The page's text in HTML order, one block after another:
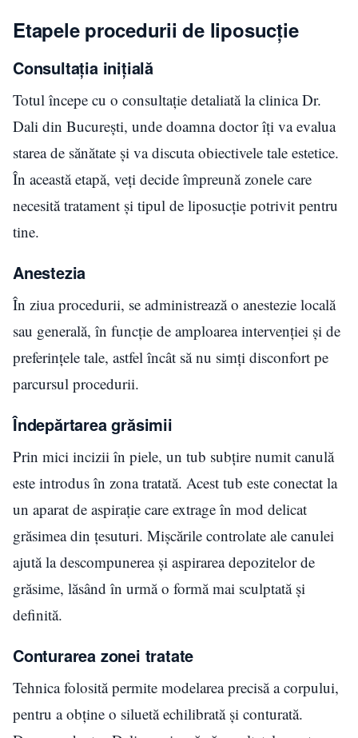
Etapele procedurii de liposucție
Consultația inițială
Totul începe cu o consultație detaliată la clinica Dr.
Dali din București, unde doamna doctor îți va evalua
starea de sănătate și va discuta obiectivele tale estetice.
În această etapă, veți decide împreună zonele care
necesită tratament și tipul de liposucție potrivit pentru
tine.
Anestezia
În ziua procedurii, se administrează o anestezie locală
sau generală, în funcție de amploarea intervenției și de
preferințele tale, astfel încât să nu simți disconfort pe
parcursul procedurii.
Îndepărtarea grăsimii
Prin mici incizii în piele, un tub subțire numit canulă
este introdus în zona tratată. Acest tub este conectat la
un aparat de aspirație care extrage în mod delicat
grăsimea din țesuturi. Mișcările controlate ale canulei
ajută la descompunerea și aspirarea depozitelor de
grăsime, lăsând în urmă o formă mai sculptată și
definită.
Conturarea zonei tratate
Tehnica folosită permite modelarea precisă a corpului,
pentru a obține o siluetă echilibrată și conturată.